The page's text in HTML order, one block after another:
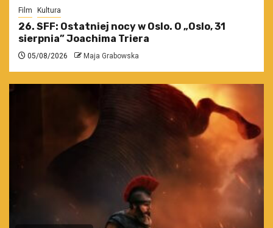
Film Kultura
26. SFF: Ostatniej nocy w Oslo. O „Oslo, 31
sierpnia” Joachima Triera
05/08/2026 Maja Grabowska